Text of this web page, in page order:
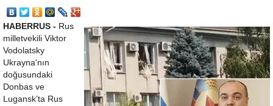
HABERRUS - Rus
milletvekili Viktor
Vodolatsky
Ukrayna'nın
doğusundaki
Donbas ve
Lugansk’ta Rus